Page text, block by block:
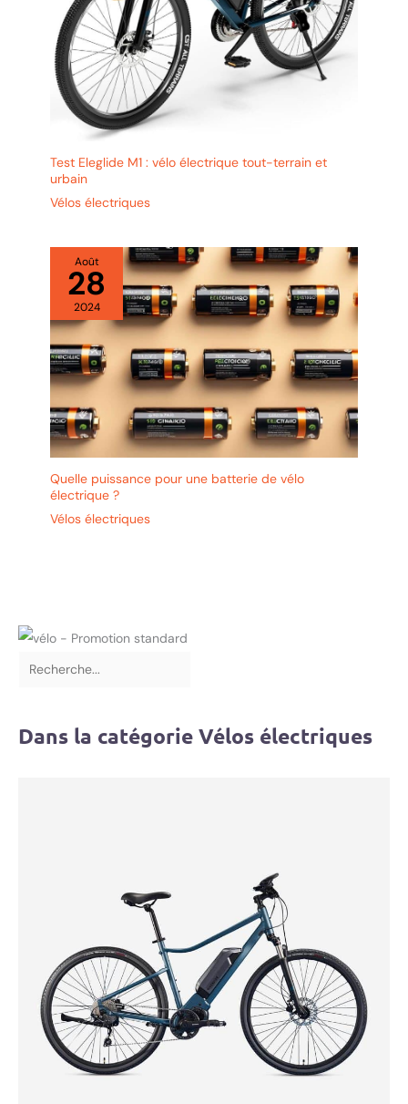
Test Eleglide M1 : vélo électrique tout-terrain et
urbain
Vélos électriques
Août
28
2024
Quelle puissance pour une batterie de vélo
électrique ?
Vélos électriques
Dans la catégorie Vélos électriques